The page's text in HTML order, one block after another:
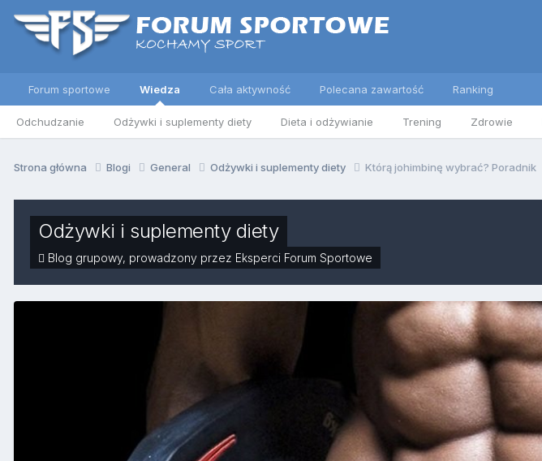
Forum sportowe Wiedza
Odchudzanie Odżywki i suplementy diety Dieta i odżywianie Trening Zdrowie
Cała aktywność Polecana zawartość Ranking
Strona główna Blogi General Odżywki i suplementy diety Którą johimbinę wybrać? Poradnik
Odżywki i suplementy diety
Blog grupowy, prowadzony przez Eksperci Forum Sportowe